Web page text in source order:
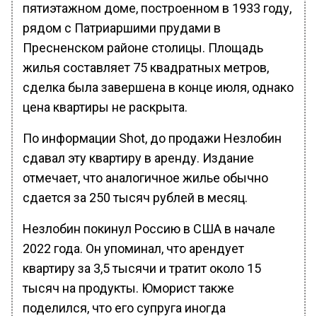
пятиэтажном доме, построенном в 1933 году,
рядом с Патриаршими прудами в
Пресненском районе столицы. Площадь
жилья составляет 75 квадратных метров,
сделка была завершена в конце июля, однако
цена квартиры не раскрыта.
По информации Shot, до продажи Незлобин
сдавал эту квартиру в аренду. Издание
отмечает, что аналогичное жилье обычно
сдается за 250 тысяч рублей в месяц.
Незлобин покинул Россию в США в начале
2022 года. Он упоминал, что арендует
квартиру за 3,5 тысячи и тратит около 15
тысяч на продукты. Юморист также
поделился, что его супруга иногда